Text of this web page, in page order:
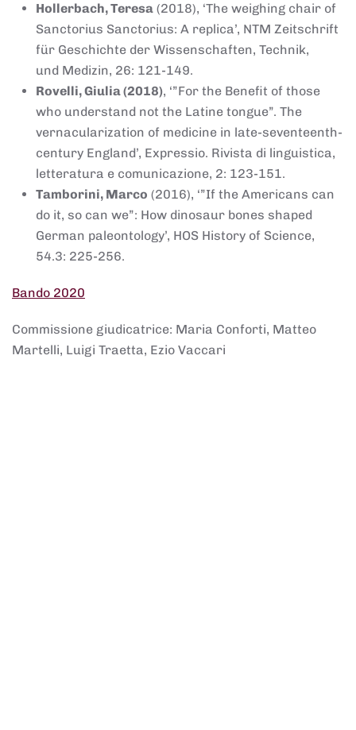
Hollerbach, Teresa (2018), ‘The weighing chair of
Sanctorius Sanctorius: A replica’, NTM Zeitschrift
für Geschichte der Wissenschaften, Technik,
und Medizin, 26: 121-149.
Rovelli, Giulia (2018), ‘”For the Benefit of those
who understand not the Latine tongue”. The
vernacularization of medicine in late-seventeenth-
century England’, Expressio. Rivista di linguistica,
letteratura e comunicazione, 2: 123-151.
Tamborini, Marco (2016), ‘”If the Americans can
do it, so can we”: How dinosaur bones shaped
German paleontology’, HOS History of Science,
54.3: 225-256.
Bando 2020
Commissione giudicatrice: Maria Conforti, Matteo
Martelli, Luigi Traetta, Ezio Vaccari